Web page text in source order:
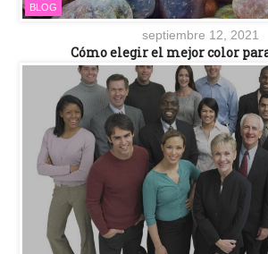
BLOG
septiembre 12, 2021
Cómo elegir el mejor color